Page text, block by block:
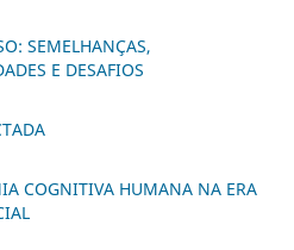
SEMELHANÇAS,
E DESAFIOS
COGNITIVA HUMANA NA ERA